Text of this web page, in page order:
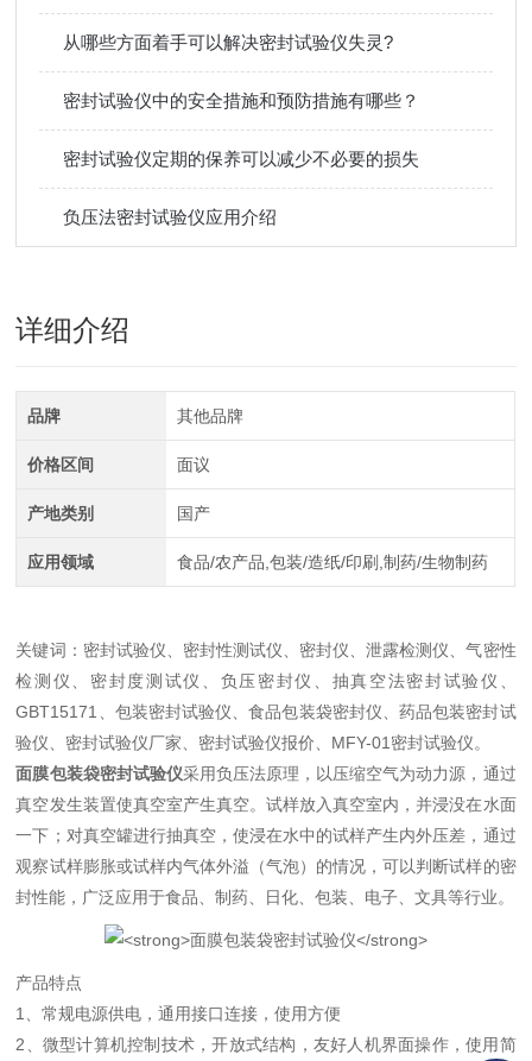
从哪些方面着手可以解决密封试验仪失灵?
密封试验仪中的安全措施和预防措施有哪些？
密封试验仪定期的保养可以减少不必要的损失
负压法密封试验仪应用介绍
详细介绍
品牌 其他品牌
价格区间 面议
产地类别 国产
应用领域 食品/农产品,包装/造纸/印刷,制药/生物制药
关键词：密封试验仪、密封性测试仪、密封仪、泄露检测仪、气密性
检测仪、密封度测试仪、负压密封仪、抽真空法密封试验仪、
GBT15171、包装密封试验仪、食品包装袋密封仪、药品包装密封试
验仪、密封试验仪厂家、密封试验仪报价、MFY-01密封试验仪。
面膜包装袋密封试验仪采用负压法原理，以压缩空气为动力源，通过
真空发生装置使真空室产生真空。试样放入真空室内，并浸没在水面
一下；对真空罐进行抽真空，使浸在水中的试样产生内外压差，通过
观察试样膨胀或试样内气体外溢（气泡）的情况，可以判断试样的密
封性能，广泛应用于食品、制药、日化、包装、电子、文具等行业。
产品特点
1、常规电源供电，通用接口连接，使用方便
2、微型计算机控制技术，开放式结构，友好人机界面操作，使用简